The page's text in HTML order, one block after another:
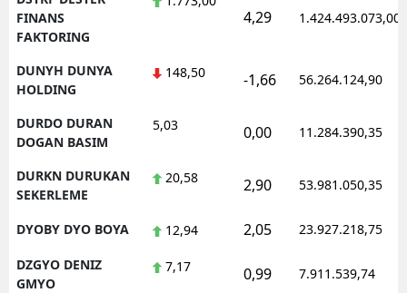
FINANS
FAKTORING
4,29 1.424.493.073,00
DUNYH DUNYA
HOLDING
148,50 -1,66 56.264.124,90
DURDO DURAN
DOGAN BASIM
5,03 0,00 11.284.390,35
DURKN DURUKAN
SEKERLEME
20,58 2,90 53.981.050,35
DYOBY DYO BOYA 12,94 2,05 23.927.218,75
DZGYO DENIZ
GMYO
7,17 0,99 7.911.539,74